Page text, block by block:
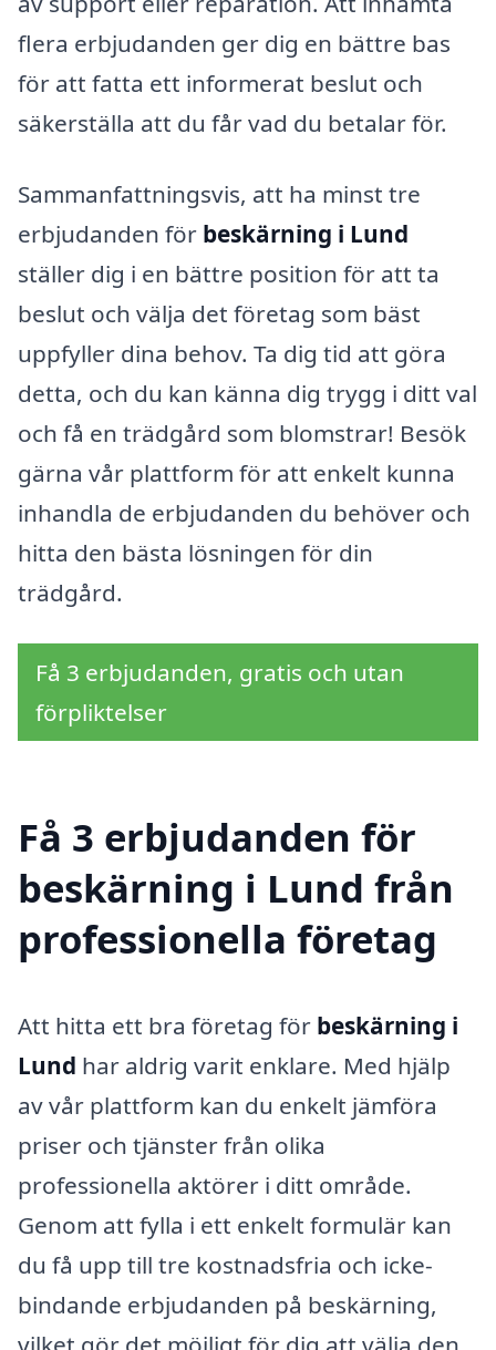
flera erbjudanden ger dig en bättre bas
för att fatta ett informerat beslut och
säkerställa att du får vad du betalar för.
Sammanfattningsvis, att ha minst tre
erbjudanden för beskärning i Lund
ställer dig i en bättre position för att ta
beslut och välja det företag som bäst
uppfyller dina behov. Ta dig tid att göra
detta, och du kan känna dig trygg i ditt val
och få en trädgård som blomstrar! Besök
gärna vår plattform för att enkelt kunna
inhandla de erbjudanden du behöver och
hitta den bästa lösningen för din
trädgård.
Få 3 erbjudanden, gratis och utan
förpliktelser
Få 3 erbjudanden för
beskärning i Lund från
professionella företag
Att hitta ett bra företag för beskärning i
Lund har aldrig varit enklare. Med hjälp
av vår plattform kan du enkelt jämföra
priser och tjänster från olika
professionella aktörer i ditt område.
Genom att fylla i ett enkelt formulär kan
du få upp till tre kostnadsfria och icke-
bindande erbjudanden på beskärning,